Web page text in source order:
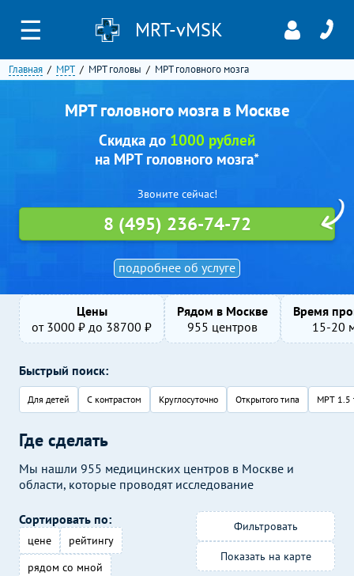
☰ MRT-vMSK
Главная МРТ МРТ головы МРТ головного мозга
МРТ головного мозга в Москве
подробнее об услуге
Скидка до 1000 рублей
на МРТ головного мозга*
Звоните сейчас!
8 (495) 236-74-72
Цены
от 3000 ₽ до 38700 ₽
Рядом в Москве
955 центров
Время
15-20
Быстрый поиск:
Для детей С контрастом Круглосуточно Открытого типа МРТ 1.5
Где сделать
Мы нашли 955 медицинских центров в Москве и
области, которые проводят исследование
Сортировать по:
цене
рейтингу
рядом со мной
Фильтровать
Показать на карте